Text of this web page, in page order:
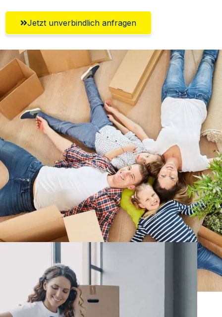
Jetzt unverbindlich anfragen